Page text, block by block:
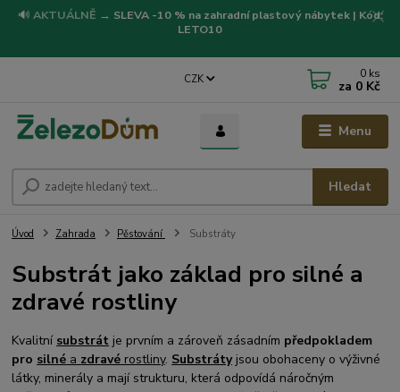
🔊 AKTUÁLNĚ → SLEVA -10 % na zahradní plastový nábytek | Kód:
LETO10
Menu
CZK
Hledat
0 ks
za 0 Kč
Úvod Zahrada Pěstování Substráty
Substrát jako základ pro silné a
zdravé rostliny
Kvalitní substrát je prvním a zároveň zásadním předpokladem
pro silné a zdravé rostliny. Substrátyjsou obohaceny o výživné
látky, minerály a mají strukturu, která odpovídá náročným